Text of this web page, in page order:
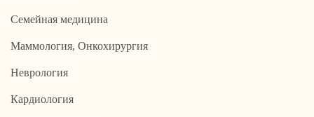
Семейная медицина
Маммология, Онкохирургия
Неврология
Кардиология